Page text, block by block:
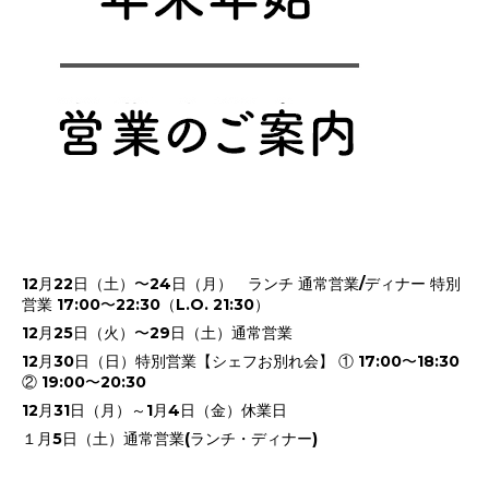
12月22日（土）〜24日（月） ランチ 通常営業/ディナー 特別
営業 17:00〜22:30（L.O. 21:30）
12月25日（火）〜29日（土）通常営業
12月30日（日）特別営業【シェフお別れ会】 ① 17:00〜18:30
② 19:00〜20:30
12月31日（月）～1月4日（金）休業日
１月5日（土）通常営業(ランチ・ディナー)